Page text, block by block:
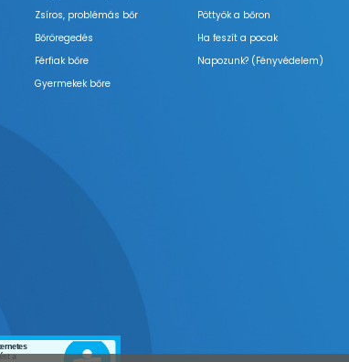
Zsíros, problémás bőr
Bőröregedés
Férfiak bőre
Gyermekek bőre
Pöttyök a bőron
Ha feszít a pocak
Napozunk? (Fényvédelem)